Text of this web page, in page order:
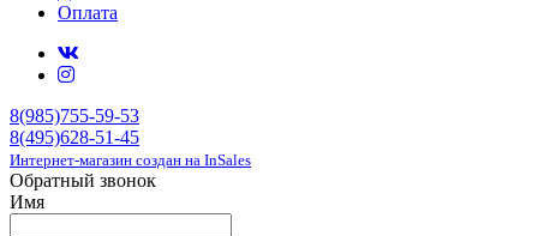
Оплата
8(985)755-59-53
8(495)628-51-45
Интернет-магазин создан на InSales
Обратный звонок
Имя